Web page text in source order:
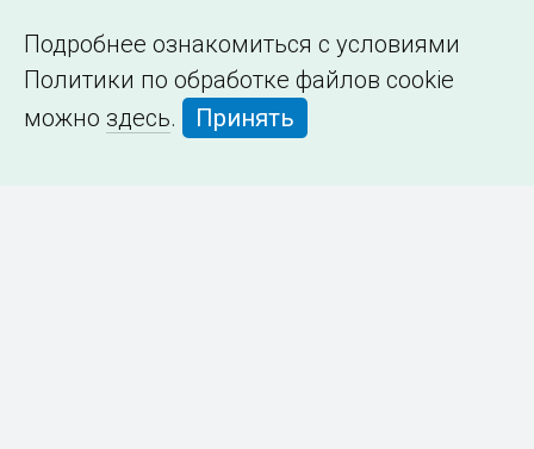
Подробнее ознакомиться с условиями
Политики по обработке файлов cookie
можно здесь. Принять